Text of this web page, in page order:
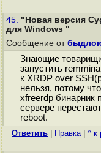
45. "Новая версия
для Windows "
Сообщение от
Знающие
запустить
к XRDP over
нельзя, потому
xfreerdp бинарник
сервере
reboot.
Ответить Правка| ^ к